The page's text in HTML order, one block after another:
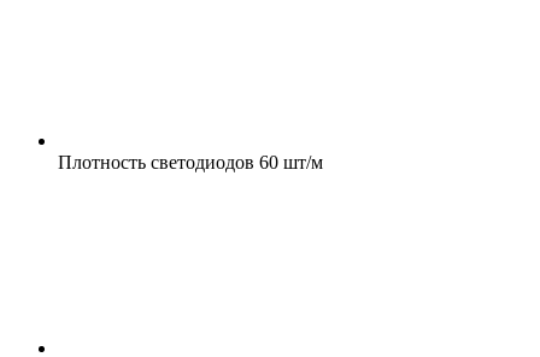
Плотность светодиодов 60 шт/м